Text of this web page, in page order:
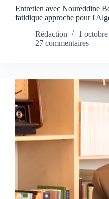
Entretien avec Noureddine
fatidique approche pour
Rédaction
1
27 commentaires